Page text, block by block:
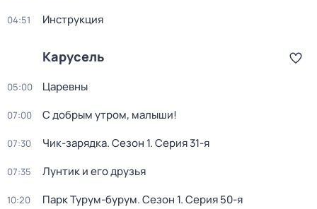
04:51 Инструкция
Карусель
05:00 Царевны
07:00 С добрым утром, малыши!
07:30 Чик-зарядка. Сезон 1. Серия 31-я
07:35 Лунтик и его друзья
10:20 Парк Турум-бурум. Сезон 1. Серия 50-я